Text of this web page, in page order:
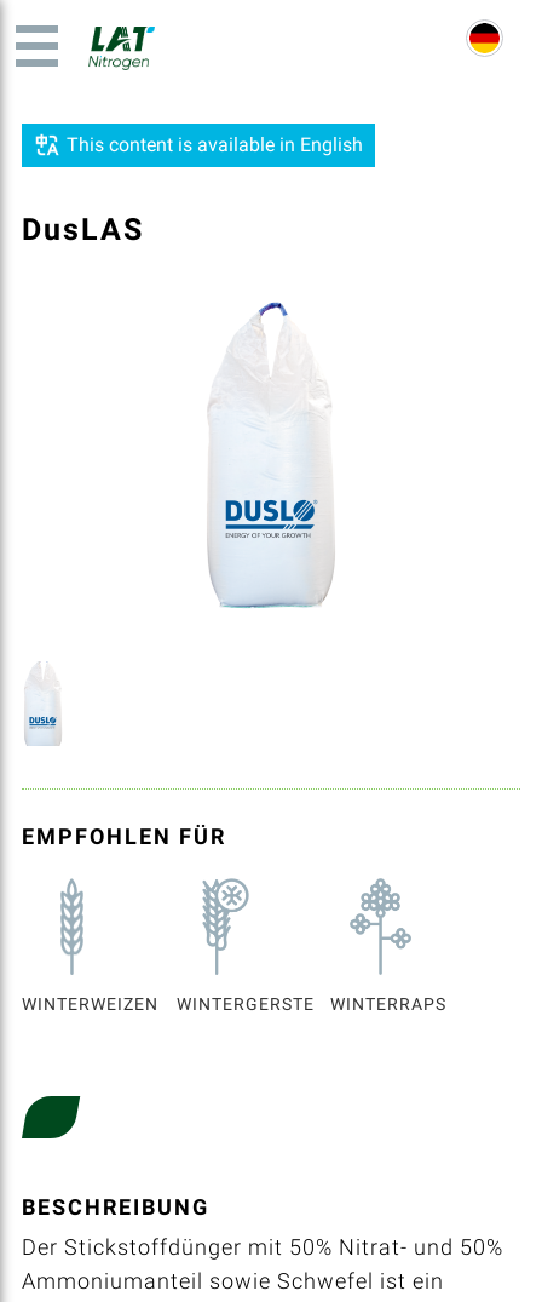
This content is available in English
DusLAS
EMPFOHLEN FÜR
WINTERWEIZEN WINTERGERSTE WINTERRAPS
BESCHREIBUNG
Der Stickstoffdünger mit 50% Nitrat- und 50%
Ammoniumanteil sowie Schwefel ist ein